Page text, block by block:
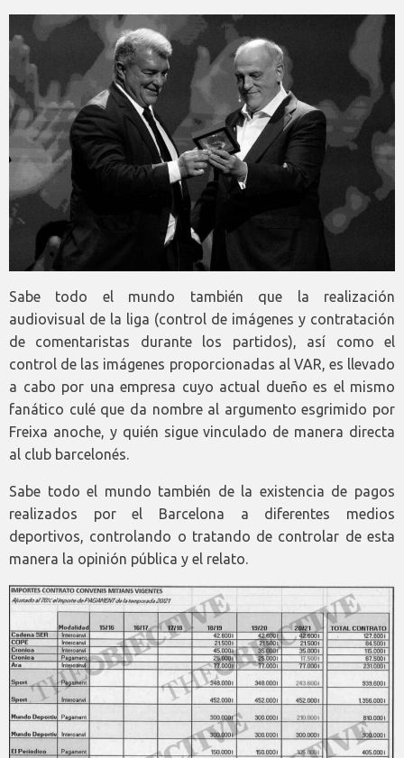
Sabe todo el mundo también que la realización
audiovisual de la liga (control de imágenes y contratación
de comentaristas durante los partidos), así como el
control de las imágenes proporcionadas al VAR, es llevado
a cabo por una empresa cuyo actual dueño es el mismo
fanático culé que da nombre al argumento esgrimido por
Freixa anoche, y quién sigue vinculado de manera directa
al club barcelonés.
Sabe todo el mundo también de la existencia de pagos
realizados por el Barcelona a diferentes medios
deportivos, controlando o tratando de controlar de esta
manera la opinión pública y el relato.